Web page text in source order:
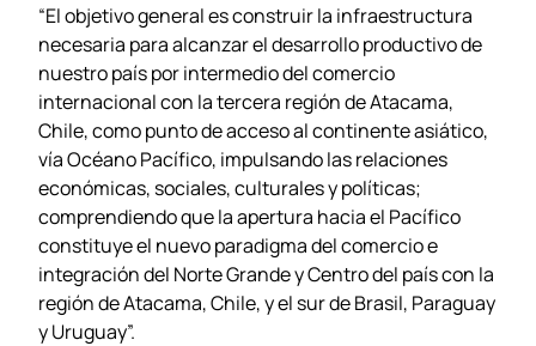
“El objetivo general es construir la infraestructura
necesaria para alcanzar el desarrollo productivo de
nuestro país por intermedio del comercio
internacional con la tercera región de Atacama,
Chile, como punto de acceso al continente asiático,
vía Océano Pacífico, impulsando las relaciones
económicas, sociales, culturales y políticas;
comprendiendo que la apertura hacia el Pacífico
constituye el nuevo paradigma del comercio e
integración del Norte Grande y Centro del país con la
región de Atacama, Chile, y el sur de Brasil, Paraguay
y Uruguay”.